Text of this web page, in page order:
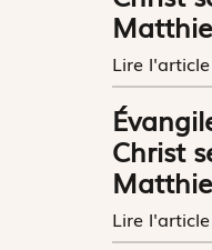
Lire l'article
Christ
Lire l'article